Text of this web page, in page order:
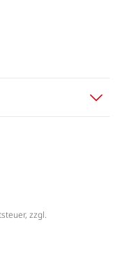
zzgl.